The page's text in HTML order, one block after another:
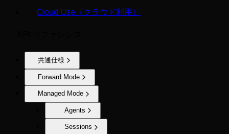
Cloud Use（クラウド利用）
共通仕様
Forward Mode
Managed Mode
Agents
Sessions